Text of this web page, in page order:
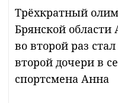
Трёхкратный
Брянской
во второй раз
второй дочери в
спортсмена Анна